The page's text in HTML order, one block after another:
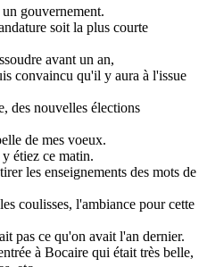
gouvernement.
soit la plus courte
avant un an,
convaincu qu'il y aura à l'issue
des nouvelles élections
de mes voeux.
étiez ce matin.
les enseignements des mots de
coulisses, l'ambiance pour cette
pas ce qu'on avait l'an dernier.
à Bocaire qui était très belle,